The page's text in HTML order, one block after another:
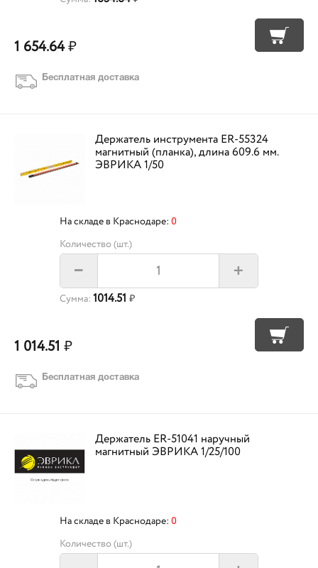
1 654.64₽
Бесплатная доставка
Держатель инструмента ER-55324
магнитный (планка), длина 609.6 мм.
ЭВРИКА 1/50
На складе в Краснодаре: 0
Количество (шт.)
– +
Сумма: 1014.51 ₽
1 014.51 ₽
Бесплатная доставка
Держатель ER-51041 наручный
магнитный ЭВРИКА 1/25/100
На складе в Краснодаре: 0
Количество (шт.)